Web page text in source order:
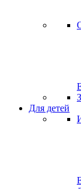
Для детей